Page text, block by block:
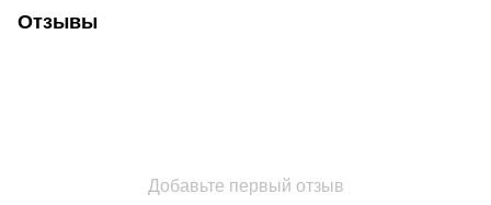
Отзывы
Добавьте первый отзыв